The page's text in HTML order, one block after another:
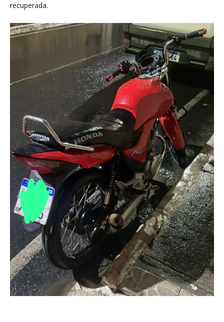
recuperada.